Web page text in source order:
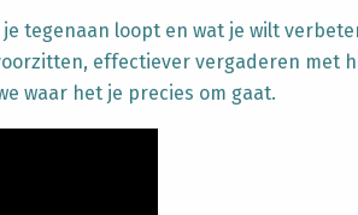
tegenaan loopt en wat je wilt
effectiever vergaderen met
waar het je precies om gaat.